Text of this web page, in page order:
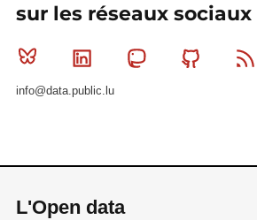
sur les réseaux sociaux
Bluesky Linkedin MastodonGithub
info@data.public.lu
L'Open data